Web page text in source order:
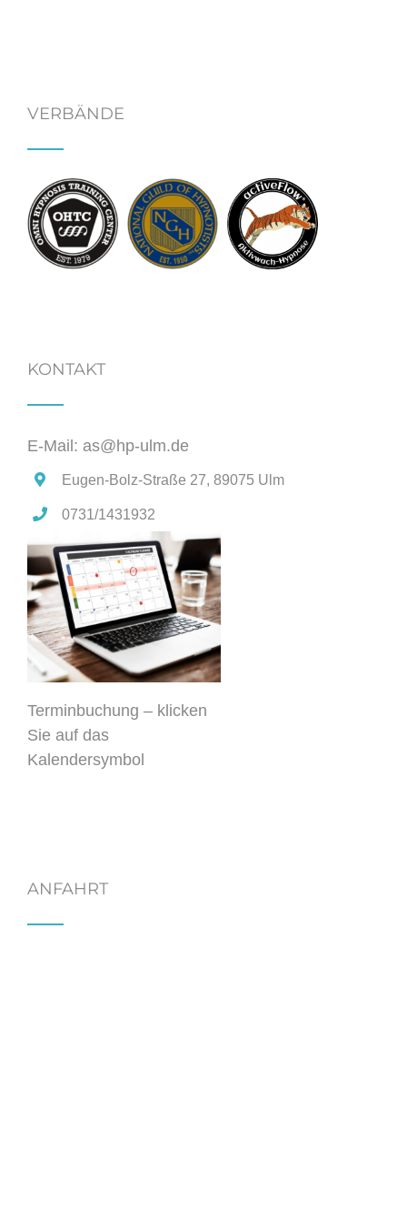
VERBÄNDE
KONTAKT
E-Mail: as@hp-ulm.de
Eugen-Bolz-Straße 27, 89075 Ulm
0731/1431932
Terminbuchung – klicken
Sie auf das
Kalendersymbol
ANFAHRT